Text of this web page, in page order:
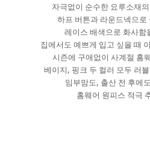
자극없이 순수한 요루소재
하프 버튼과 라운드넥으로
레이스 배색으로 화사함
집에서도 예쁘게 입고 싶을 때
시즌에 구애없이 사계절 홈
베이지, 핑크 두 컬러 모두 러
임부맘도, 출산 전 후에
홈웨어 원피스 적극